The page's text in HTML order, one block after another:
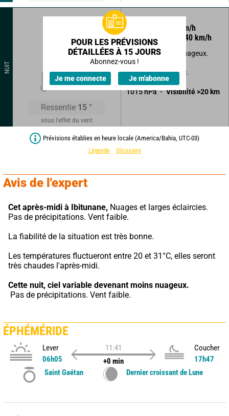
NUIT
17°
Ressentie 15 °
sous l'effet du vent
km/h
Rafales à
40 km/h
Beau temps peu nuageux.
Sans précipitations.
1015hPa Visibilité >20 km
POUR LES PRÉVISIONS
DÉTAILLÉES À 15 JOURS
Abonnez-vous !
Je me connecte Je m'abonne
Prévisions établies en heure locale (America/Bahia, UTC-03)
Légende
Glossaire
Avis de l'expert
Cet après-midi à Ibitunane, Nuages et larges éclaircies.
Pas de précipitations. Vent faible.
La fiabilité de la situation est très bonne.
Les températures fluctueront entre 20 et 31°C, elles seront
très chaudes l'après-midi.
Cette nuit, ciel variable devenant moins nuageux.
Pas de précipitations. Vent faible.
ÉPHÉMÉRIDE
Lever
06h05
11:41
+0 min
Coucher
17h47
Saint Gaétan
Dernier croissant de Lune